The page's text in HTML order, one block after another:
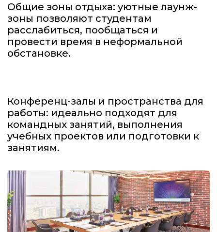
Общие зоны отдыха: уютные лаунж-
зоны позволяют студентам
расслабиться, пообщаться и
провести время в неформальной
обстановке.
Конференц-залы и пространства для
работы: идеально подходят для
командных занятий, выполнения
учебных проектов или подготовки к
занятиям.